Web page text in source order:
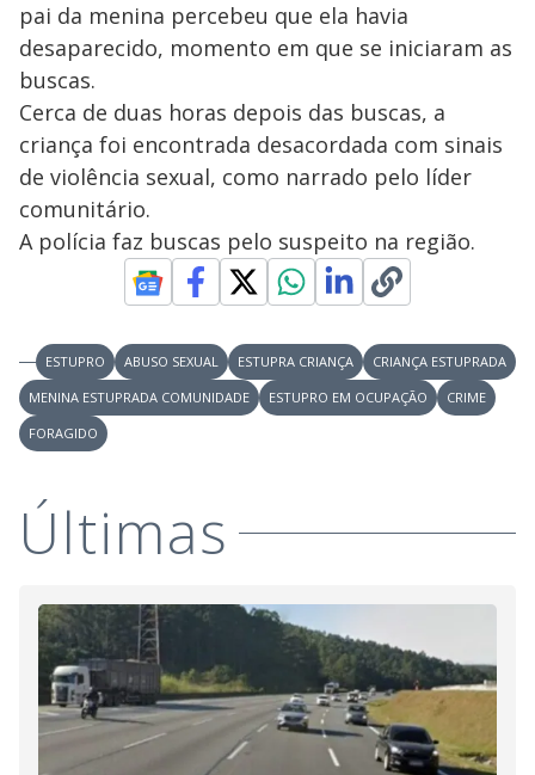
pai da menina percebeu que ela havia
desaparecido, momento em que se iniciaram as
buscas.
Cerca de duas horas depois das buscas, a
criança foi encontrada desacordada com sinais
de violência sexual, como narrado pelo líder
comunitário.
A polícia faz buscas pelo suspeito na região.
ESTUPRO ABUSO SEXUAL ESTUPRA CRIANÇA
CRIANÇA ESTUPRADA
MENINA ESTUPRADA COMUNIDADE
ESTUPRO EM OCUPAÇÃO
CRIME
FORAGIDO
Últimas